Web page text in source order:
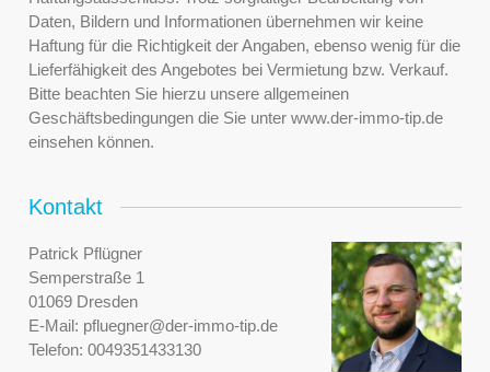
Daten, Bildern und Informationen übernehmen wir keine
Haftung für die Richtigkeit der Angaben, ebenso wenig für die
Lieferfähigkeit des Angebotes bei Vermietung bzw. Verkauf.
Bitte beachten Sie hierzu unsere allgemeinen
Geschäftsbedingungen die Sie unter www.der-immo-tip.de
einsehen können.
Kontakt
Patrick Pflügner
Semperstraße 1
01069 Dresden
E-Mail: pfluegner@der-immo-tip.de
Telefon: 0049351433130